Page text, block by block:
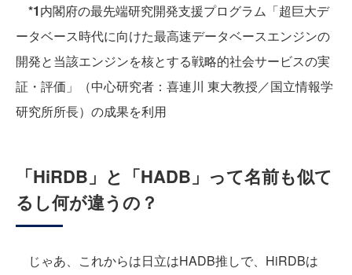
*1内閣府の最先端研究開発支援プログラム「超巨大デ
ータベース時代に向けた最高速データベースエンジンの
開発と当該エンジンを核とする戦略的社会サービスの実
証・評価」（中心研究者：喜連川 東大教授／国立情報学
研究所所長）の成果を利用
「HiRDB」と「HADB」って名前も似て
るし何が違うの？
じゃあ、これからは日立はHADB推しで、HiRDBは